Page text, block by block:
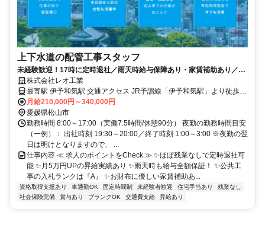
上下水道の配管工事スタッフ
未経験歓迎！17時に定時退社／雨天時給与保障あり・家賃補助あり／経
験者は月給25万～応相談
株式会社レオ工業
最寄駅 伊予和気駅 交通アクセス JR予讃線「伊予和気駅」より徒歩約
5分 ★マイカー通勤OK（駐車場あり）
月給210,000円～340,000円
愛媛県松山市
勤務時間 8:00～17:00（実働7.5時間/休憩90分） 夜勤の勤務時間目安
（一例）： 出社時刻 19:30～20:00／終了時刻 1:00～3:00 ※夜勤の翌
日は明けとなりますので、 ...
仕事内容 ≪ 求人のポイントをCheck ≫ ✨ほぼ残業なしで定時退社可
能 ✨月5万円UPの昇給実績あり ✨雨天時も給与全額保証！ ✨公共工
事の入札ランクは『A』 ✨お財布に優しい家賃補助あ...
資格取得支援あり 車通勤OK 固定時間制 未経験者歓迎 住宅手当あり
残業なし
社会保険完備
賞与あり ブランクOK 交通費支給 昇給あり